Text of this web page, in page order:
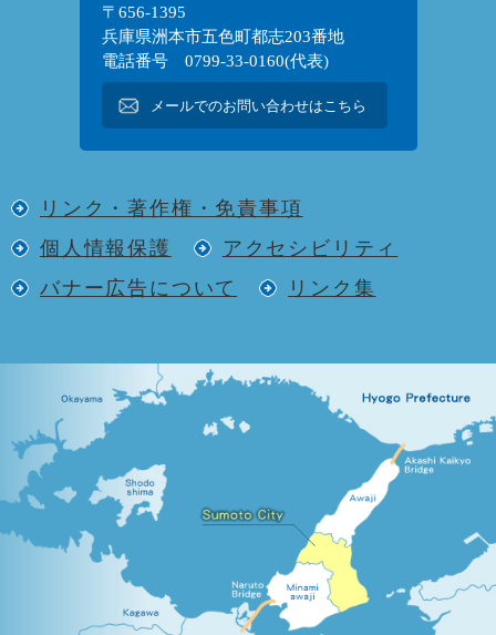
〒656-1395
兵庫県洲本市五色町都志203番地
電話番号 0799-33-0160(代表)
メールでのお問い合わせはこちら
リンク・著作権・免責事項
個人情報保護
アクセシビリティ
バナー広告について
リンク集